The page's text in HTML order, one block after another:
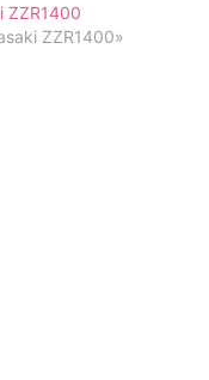
ZZR1400
ZZR1400»